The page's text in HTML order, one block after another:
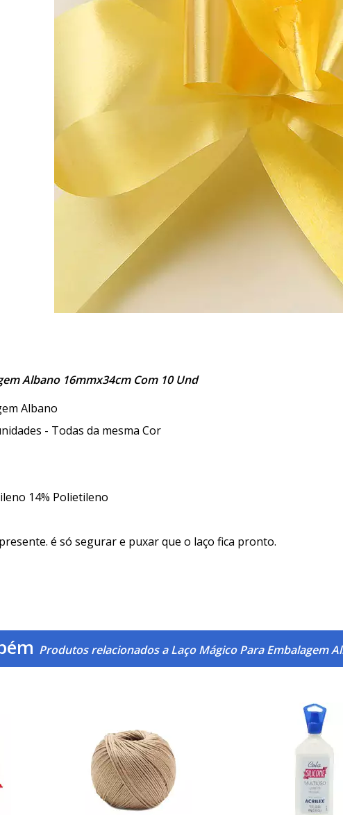
Albano 16mmx34cm Com 10 Und
Albano
- Todas da mesma Cor
14% Polietileno
é só segurar e puxar que o laço fica pronto.
Produtos relacionados a Laço Mágico Para Embalagem